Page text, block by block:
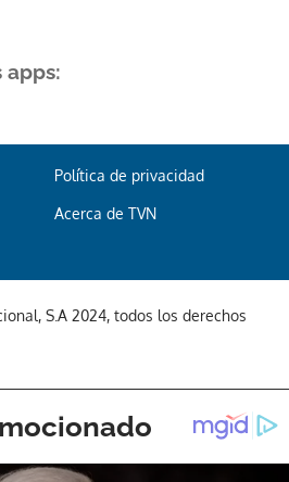
a nuestro boletín.
apps:
Política de privacidad
Acerca de TVN
S.A 2024, todos los derechos